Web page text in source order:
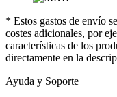
* Estos gastos de envío
costes adicionales, por
características de los
directamente en la
Ayuda y Soporte